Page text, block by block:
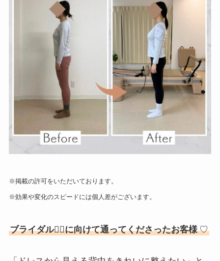
※掲載の許可をいただいております。
※効果や変化のスピードには個人差がございます。
ブライダル👰‍♀️に向けて通ってくださったお客様 ♡